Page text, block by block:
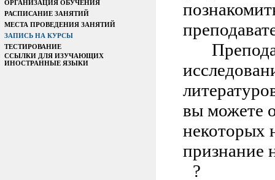
ОРГАНИЗАЦИЯ ОБУЧЕНИЯ
РАСПИСАНИЕ ЗАНЯТИЙ
МЕСТА ПРОВЕДЕНИЯ ЗАНЯТИЙ
ЗАПИСЬ НА КУРСЫ
ТЕСТИРОВАНИЕ
ССЫЛКИ ДЛЯ ИЗУЧАЮЩИХ
ИНОСТРАННЫЕ ЯЗЫКИ
вы можете
некоторых
признание
?